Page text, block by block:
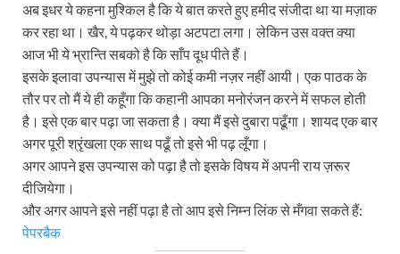
अब इधर ये कहना मुश्किल है कि ये बात करते हुए हमीद संजीदा था या मज़ाक
कर रहा था। खैर, ये पढ़कर थोड़ा अटपटा लगा। लेकिन उस वक्त क्या
आज भी ये भ्रान्ति सबको है कि साँप दूध पीते हैं।
इसके इलावा उपन्यास में मुझे तो कोई कमी नज़र नहीं आयी। एक पाठक के
तौर पर तो मैं ये ही कहूँगा कि कहानी आपका मनोरंजन करने में सफल होती
है। इसे एक बार पढ़ा जा सकता है। क्या मैं इसे दुबारा पढूँगा। शायद एक बार
अगर पूरी श्रृंखला एक साथ पढूँ तो इसे भी पढ़ लूँगा।
अगर आपने इस उपन्यास को पढ़ा है तो इसके विषय में अपनी राय ज़रूर
दीजियेगा।
और अगर आपने इसे नहीं पढ़ा है तो आप इसे निम्न लिंक से मँगवा सकते हैं:
पेपरबैक